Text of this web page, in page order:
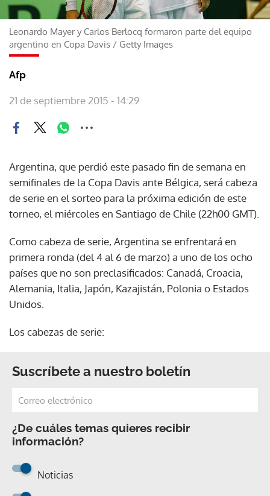
Leonardo Mayer y Carlos Berlocq formaron parte del equipo
argentino en Copa Davis / Getty Images
Afp
21 de septiembre 2015 - 14:29
Argentina, que perdió este pasado fin de semana en
semifinales de la Copa Davis ante Bélgica, será cabeza
de serie en el sorteo para la próxima edición de este
torneo, el miércoles en Santiago de Chile (22h00 GMT).
Como cabeza de serie, Argentina se enfrentará en
primera ronda (del 4 al 6 de marzo) a uno de los ocho
países que no son preclasificados: Canadá, Croacia,
Alemania, Italia, Japón, Kazajistán, Polonia o Estados
Unidos.
Los cabezas de serie:
Suscríbete a nuestro boletín
¿De cuáles temas quieres recibir
información?
Noticias